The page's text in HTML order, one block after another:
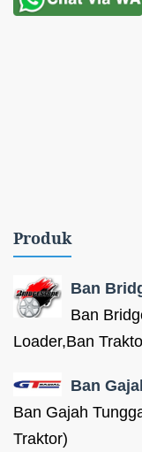
Produk
Ban
Ban
Loader,Ban
Ban
Ban Gajah
Traktor)